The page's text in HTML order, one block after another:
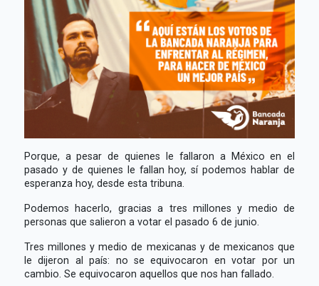
Porque, a pesar de quienes le fallaron a México en el
pasado y de quienes le fallan hoy, sí podemos hablar de
esperanza hoy, desde esta tribuna.
Podemos hacerlo, gracias a tres millones y medio de
personas que salieron a votar el pasado 6 de junio.
Tres millones y medio de mexicanas y de mexicanos que
le dijeron al país: no se equivocaron en votar por un
cambio. Se equivocaron aquellos que nos han fallado.